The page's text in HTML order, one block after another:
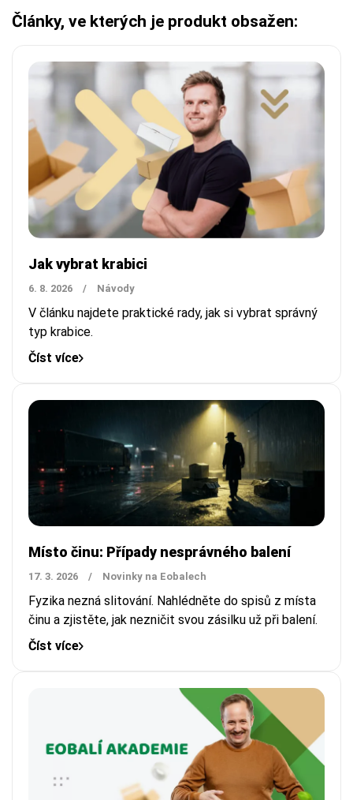
Články, ve kterých je produkt obsažen:
Jak vybrat krabici
6. 8. 2026 / Návody
V článku najdete praktické rady, jak si vybrat správný
typ krabice.
Číst více
Místo činu: Případy nesprávného balení
17. 3. 2026 / Novinky na Eobalech
Fyzika nezná slitování. Nahlédněte do spisů z místa
činu a zjistěte, jak nezničit svou zásilku už při balení.
Číst více